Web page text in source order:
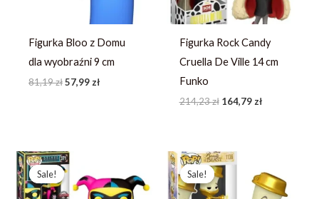
Figurka Bloo z Domu
dla wyobraźni 9 cm
81,19zł57,99zł
Figurka Rock Candy
Cruella De Ville 14 cm
Funko
214,23zł 164,79zł
Sale!
Sale!
Pierwotna
wynosiła:
214,23 zł.
wynosi:
164,79 zł.
Sale!
Sale!
Pierwotna
cena
wynosiła:
253,23 zł.
wynosi:
194,79 zł.